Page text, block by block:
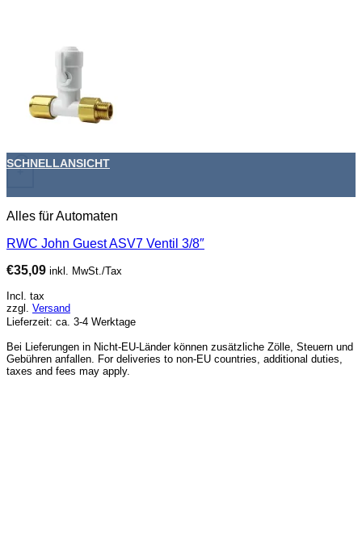
+
SCHNELLANSICHT
Alles für Automaten
RWC John Guest ASV7 Ventil 3/8″
€35,09 inkl. MwSt./Tax
Incl. tax
zzgl. Versand
Lieferzeit: ca. 3-4 Werktage
Bei Lieferungen in Nicht-EU-Länder können zusätzliche Zölle, Steuern und
Gebühren anfallen. For deliveries to non-EU countries, additional duties,
taxes and fees may apply.